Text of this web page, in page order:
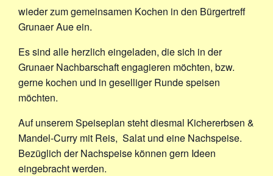
wieder zum gemeinsamen Kochen in den Bürgertreff
Grunaer Aue ein.
Es sind alle herzlich eingeladen, die sich in der
Grunaer Nachbarschaft engagieren möchten, bzw.
gerne kochen und in geselliger Runde speisen
möchten.
Auf unserem Speiseplan steht diesmal Kichererbsen &
Mandel-Curry mit Reis, Salat und eine Nachspeise.
Bezüglich der Nachspeise können gern Ideen
eingebracht werden.